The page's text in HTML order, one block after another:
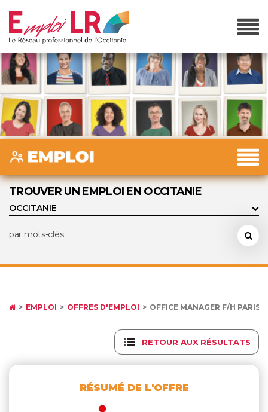
TROUVER UN EMPLOI EN OCCITANIE
EMPLOI OFFRES D'EMPLOI OFFICE MANAGER F/H PARIS
RETOUR AUX RÉSULTATS
RÉSUMÉ DE L'OFFRE